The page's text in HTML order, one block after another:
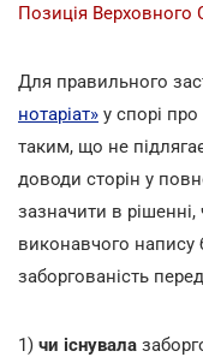
Позиція Верховного
Для правильного
нотаріат» у спорі
таким, що не
доводи сторін у
зазначити в
виконавчого напису
заборгованість
1) чи існувала